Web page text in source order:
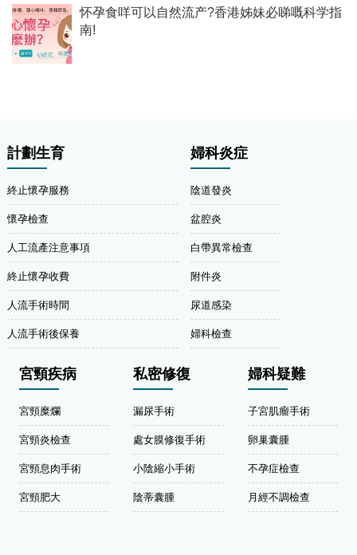
怀孕食咩可以自然流产?香港姊妹必睇嘅科学指
南!
計劃生育
終止懷孕服務
懷孕檢查
人工流產注意事項
終止懷孕收費
人流手術時間
人流手術後保養
婦科炎症
陰道發炎
盆腔炎
白帶異常檢查
附件炎
尿道感染
婦科檢查
宮頸疾病
宮頸糜爛
宮頸炎檢查
宮頸息肉手術
宮頸肥大
私密修復
漏尿手術
處女膜修復手術
小陰縮小手術
陰蒂囊腫
婦科疑難
子宮肌瘤手術
卵巢囊腫
不孕症檢查
月經不調檢查